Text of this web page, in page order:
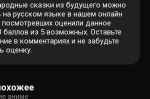
сказки из будущего можно
на русском языке в нашем онлайн
посмотревших оценили данное
баллов из 5 возможных. Оставьте
в комментариях и не забудьте
оценку.
аниме